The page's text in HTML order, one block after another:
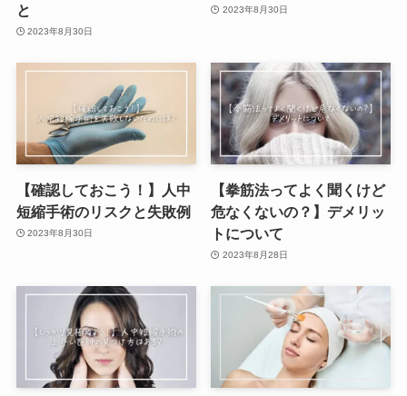
と
2023年8月30日
2023年8月30日
【確認しておこう！】人中
短縮手術のリスクと失敗例
2023年8月30日
【拳筋法ってよく聞くけど
危なくないの？】デメリッ
トについて
2023年8月28日